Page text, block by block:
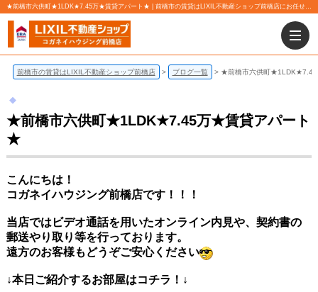
★前橋市六供町★1LDK★7.45万★賃貸アパート★ | 前橋市の賃貸はLIXIL不動産ショップ前橋店にお任せ下さい！
前橋市の賃貸はLIXIL不動産ショップ前橋店 ブログ一覧 ★前橋市六供町
★前橋市六供町★1LDK★7.45万★賃貸アパート
★
こんにちは！
コガネイハウジング前橋店です！！！
当店ではビデオ通話を用いたオンライン内見や、契約書の
郵送やり取り等を行っております。
遠方のお客様もどうぞご安心ください
↓本日ご紹介するお部屋はコチラ！↓